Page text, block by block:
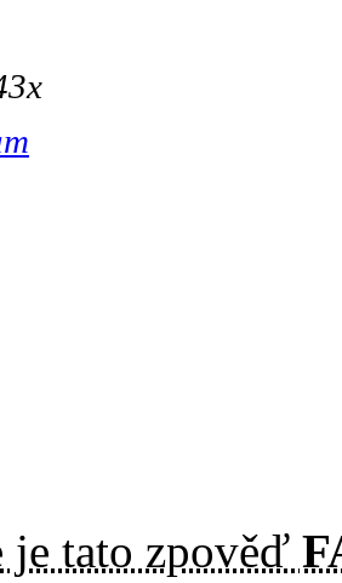
je tato zpověď